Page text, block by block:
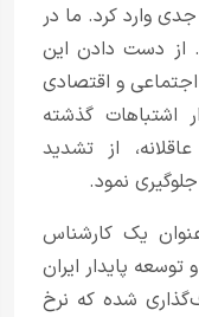
وارد کرد. ما در
دست دادن این
و اقتصادی
اشتباهات گذشته
از تشدید
نمود.
یک کارشناس
پایدار ایران
شده که نرخ